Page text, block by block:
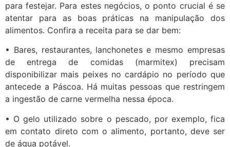
para festejar. Para estes negócios, o ponto crucial é se
atentar para as boas práticas na manipulação dos
alimentos. Confira a receita para se dar bem:
• Bares, restaurantes, lanchonetes e mesmo empresas
de entrega de comidas (marmitex) precisam
disponibilizar mais peixes no cardápio no período que
antecede a Páscoa. Há muitas pessoas que restringem
a ingestão de carne vermelha nessa época.
• O gelo utilizado sobre o pescado, por exemplo, fica
em contato direto com o alimento, portanto, deve ser
de água potável.